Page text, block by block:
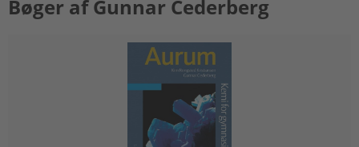
Bøger af Gunnar Cederberg